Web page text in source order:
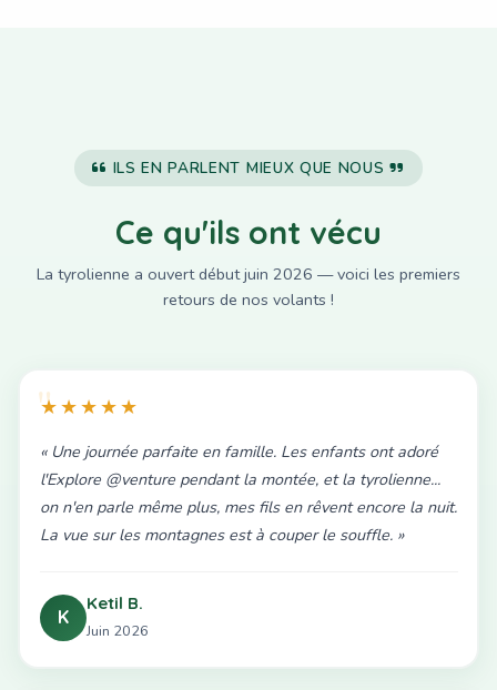
ILS EN PARLENT MIEUX QUE NOUS
Ce qu'ils ont vécu
La tyrolienne a ouvert début juin 2026 — voici les premiers
retours de nos volants !
★★★★★
« Une journée parfaite en famille. Les enfants ont adoré
l'Explore @venture pendant la montée, et la tyrolienne...
on n'en parle même plus, mes fils en rêvent encore la nuit.
La vue sur les montagnes est à couper le souffle. »
K
Ketil B.
Juin 2026